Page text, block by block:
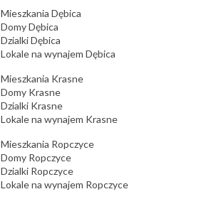
Mieszkania Dębica
Domy Dębica
Dzialki Dębica
Lokale na wynajem Dębica
Mieszkania Krasne
Domy Krasne
Dzialki Krasne
Lokale na wynajem Krasne
Mieszkania Ropczyce
Domy Ropczyce
Dzialki Ropczyce
Lokale na wynajem Ropczyce